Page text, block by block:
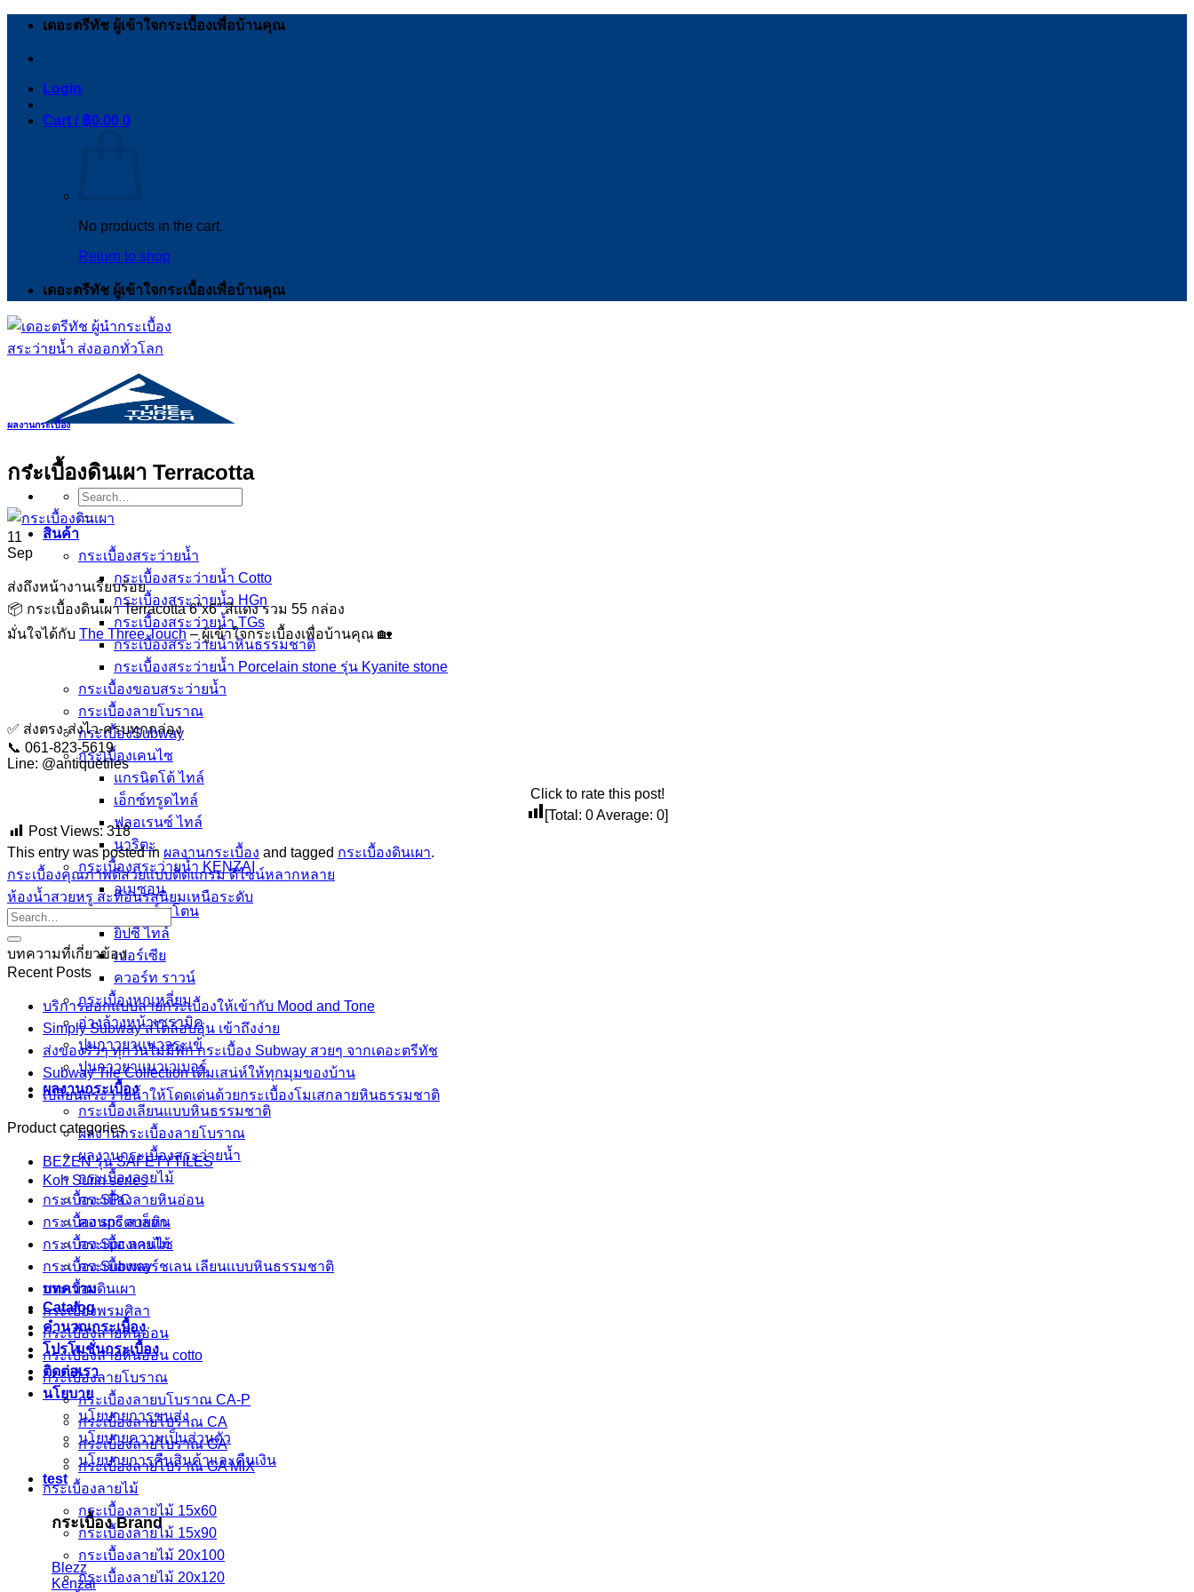
Skip
เดอะตรีทัช ผู้เข้าใจกระเบื้องเพื่อบ้านคุณ
Login
Cart / ฿0.00 0
No products in the cart.
Return to shop
เดอะตรีทัช ผู้เข้าใจกระเบื้องเพื่อบ้านคุณ
Search
for:
สินค้า
กระเบื้องสระว่ายนํ้า
กระเบื้องสระว่ายน้ำ Cotto
กระเบื้องสระว่ายน้ำ HGn
กระเบื้องสระว่ายน้ำ TGs
กระเบื้องสระว่ายน้ำหินธรรมชาติ
กระเบื้องสระว่ายนํ้า Porcelain stone รุ่น Kyanite stone
กระเบื้องขอบสระว่ายน้ำ
กระเบื้องลายโบราณ
กระเบื้องSubway
กระเบื้องเคนไซ
แกรนิตโต้ ไทล์
เอ็กซ์ทรูดไทล์
ฟลอเรนซ์ ไทล์
นาริตะ
กระเบื้องสระว่ายน้ำ KENZAI
อเมซอน
ควอทซ์ สโตน
ยิปซี ไทล์
เปอร์เซีย
ควอร์ท ราวน์
กระเบื้องหกเหลี่ยม
อ่างล้างหน้าเซรามิค
ปูนกาวยาเเนวจระเข้
ปูนกาวยาเเนวเวเบอร์
ผลงานกระเบื้อง
กระเบื้องเลียนแบบหินธรรมชาติ
ผลงานกระเบื้องลายโบราณ
ผลงานกระเบื้องสระว่ายนํ้า
กระเบื้องลายไม้
กระเบื้องลายหินอ่อน
คอนกรีตบล็อก
กระเบื้องเคนไซ
กระเบื้องพอร์ชเลน เลียนเเบบหินธรรมชาติ
บทความ
Catalog
คำนวณกระเบื้อง
โปรโมชั่นกระเบื้อง
ติดต่อเรา
นโยบาย
นโยบายการขนส่ง
นโยบายความเป็นส่วนตัว
นโยบายการคืนสินค้าและคืนเงิน
test
กระเบื้อง Brand
Blezz
Kenzai
ผลงานกระเบื้อง
กระเบื้องดินเผา Terracotta
11
Sep
ส่งถึงหน้างานเรียบร้อย
📦 กระเบื้องดินเผา Terracotta 6”x6” สีแดง รวม 55 กล่อง
มั่นใจได้กับ The Three Touch– ผู้เข้าใจกระเบื้องเพื่อบ้านคุณ 🏡
✅ ส่งตรง-ส่งไว-ครบทุกกล่อง
📞 061-823-5619
Line: @antiquetiles
Click to rate this post!
[Total: 0Average: 0]
Post Views: 318
This entry was posted in ผลงานกระเบื้อง and tagged กระเบื้องดินเผา.
กระเบื้องคุณภาพดีสวยแบบติดแกรม ดีไซน์หลากหลาย
ห้องน้ำสวยหรู สะท้อนรสนิยมเหนือระดับ
บทความที่เกี่ยวข้อง
Recent Posts
บริการออกแบบลายกระเบื้องให้เข้ากับ Mood and Tone
Simply Subway สไตล์อบอุ่น เข้าถึงง่าย
ส่งของรัวๆ ทุกวันไม่มีพัก กระเบื้อง Subway สวยๆ จากเดอะตรีทัช
Subway Tile Collection เติมเสน่ห์ให้ทุกมุมของบ้าน
เปลี่ยนสระว่ายน้ำให้โดดเด่นด้วยกระเบื้องโมเสกลายหินธรรมชาติ
Product categories
BEZEN รุ่น SAFETYTILES
Koh Surin series
กระเบื้อง SPC
กระเบื้อง spc ลายหิน
กระเบื้อง Spc ลายไม้
กระเบื้อง Subway
กระเบื้องดินเผา
กระเบื้องพรมศิลา
กระเบื้องลายหินอ่อน
กระเบื้องลายหินอ่อน cotto
กระเบื้องลายโบราณ
กระเบื้องลายบโบราณ CA-P
กระเบื้องลายโบราณ CA
กระเบื้องลายโบราณ GA
กระเบื้องลายโบราณ GA MIX
กระเบื้องลายไม้
กระเบื้องลายไม้ 15x60
กระเบื้องลายไม้ 15x90
กระเบื้องลายไม้ 20x100
กระเบื้องลายไม้ 20x120